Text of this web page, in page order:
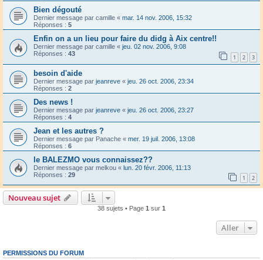
Bien dégouté
Dernier message par camille « mar. 14 nov. 2006, 15:32
Réponses : 5
Enfin on a un lieu pour faire du didg à Aix centre!!
Dernier message par camille « jeu. 02 nov. 2006, 9:08
Réponses : 43 1 2 3
besoin d'aide
Dernier message par jeanreve « jeu. 26 oct. 2006, 23:34
Réponses : 2
Des news !
Dernier message par jeanreve « jeu. 26 oct. 2006, 23:27
Réponses : 4
Jean et les autres ?
Dernier message par Panache « mer. 19 juil. 2006, 13:08
Réponses : 6
le BALEZMO vous connaissez??
Dernier message par melkou « lun. 20 févr. 2006, 11:13
Réponses : 29 1 2
Nouveau sujet
38 sujets • Page 1 sur 1
Aller
PERMISSIONS DU FORUM